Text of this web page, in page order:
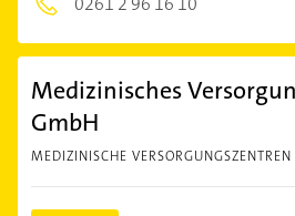
Medizinisches
GmbH
MEDIZINISCHE VERSORGUNGSZENTREN